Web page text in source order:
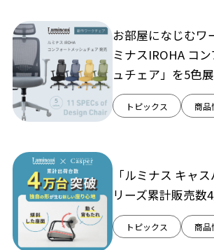
お部屋になじむワ
ミナスIROHA コ
ュチェア」を5色
トピックス 商品
「ルミナス キャ
リーズ累計販売数
トピックス 商品